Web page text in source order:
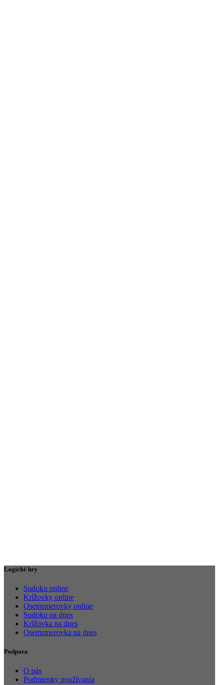
Logické hry
Sudoku online
Krížovky online
Osemsmerovky online
Sudoku na dnes
Krížovka na dnes
Osemsmerovka na dnes
Podpora
O nás
Podmienky používania